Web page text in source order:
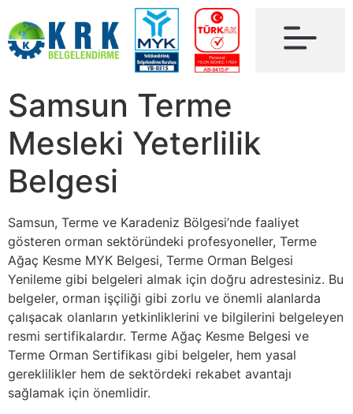
Samsun Terme
Mesleki Yeterlilik
Belgesi
Samsun, Terme ve Karadeniz Bölgesi’nde faaliyet
gösteren orman sektöründeki profesyoneller, Terme
Ağaç Kesme MYK Belgesi, Terme Orman Belgesi
Yenileme gibi belgeleri almak için doğru adrestesiniz. Bu
belgeler, orman işçiliği gibi zorlu ve önemli alanlarda
çalışacak olanların yetkinliklerini ve bilgilerini belgeleyen
resmi sertifikalardır. Terme Ağaç Kesme Belgesi ve
Terme Orman Sertifikası gibi belgeler, hem yasal
gereklilikler hem de sektördeki rekabet avantajı
sağlamak için önemlidir.